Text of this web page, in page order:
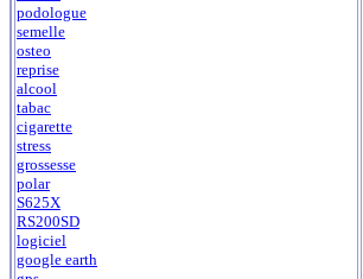
podologue
semelle
osteo
reprise
alcool
tabac
cigarette
stress
grossesse
polar
S625X
RS200SD
logiciel
google earth